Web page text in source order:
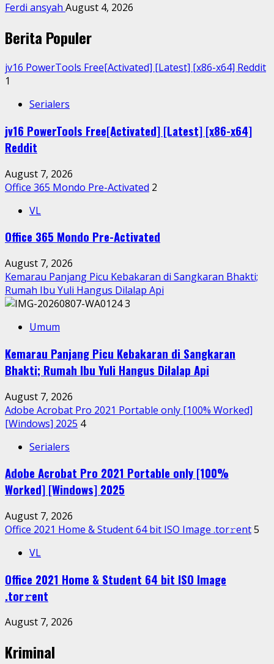
Ferdi ansyah August 4, 2026
Berita Populer
jv16 PowerTools Free[Activated] [Latest] [x86-x64] Reddit
1
Serialers
jv16 PowerTools Free[Activated] [Latest] [x86-x64]
Reddit
August 7, 2026
Office 365 Mondo Pre-Activated 2
VL
Office 365 Mondo Pre-Activated
August 7, 2026
Kemarau Panjang Picu Kebakaran di Sangkaran Bhakti;
Rumah Ibu Yuli Hangus Dilalap Api
3
Umum
Kemarau Panjang Picu Kebakaran di Sangkaran
Bhakti; Rumah Ibu Yuli Hangus Dilalap Api
August 7, 2026
Adobe Acrobat Pro 2021 Portable only [100% Worked]
[Windows] 2025 4
Serialers
Adobe Acrobat Pro 2021 Portable only [100%
Worked] [Windows] 2025
August 7, 2026
Office 2021 Home & Student 64 bit ISO Image .tоr𝚛еnt5
VL
Office 2021 Home & Student 64 bit ISO Image
.tоr𝚛еnt
August 7, 2026
Kriminal